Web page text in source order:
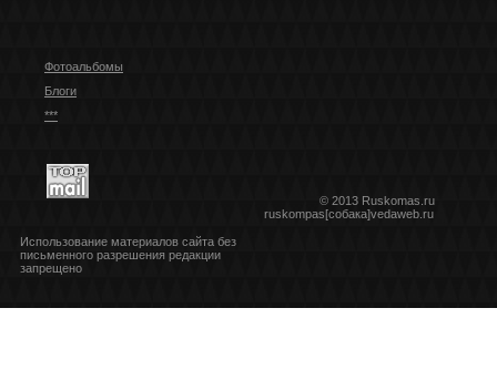
Фотоальбомы
Блоги
***
© 2013 Ruskomas.ru
ruskompas[собака]vedaweb.ru
Использование материалов сайта без
письменного разрешения редакции
запрещено